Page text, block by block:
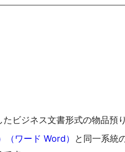
ビジネス文書形式の物品預
（ワード Word）
と同一系統